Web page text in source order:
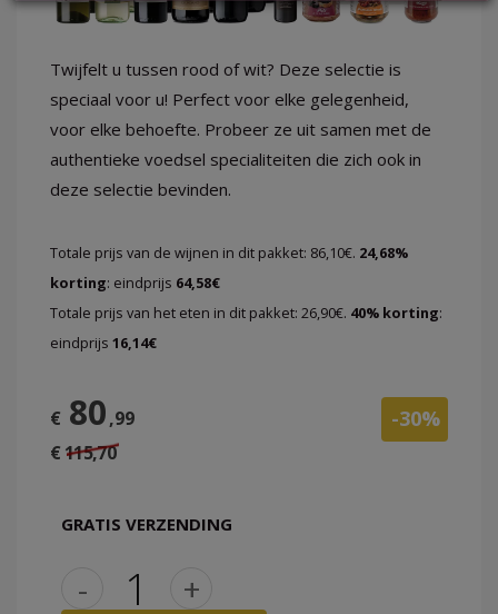
LOG
IN
Twijfelt u tussen rood of wit? Deze selectie is
speciaal voor u! Perfect voor elke gelegenheid,
voor elke behoefte. Probeer ze uit samen met de
authentieke voedsel specialiteiten die zich ook in
deze selectie bevinden.
Totale prijs van de wijnen in dit pakket: 86,10€. 24,68%
korting: eindprijs 64,58€
Totale prijs van het eten in dit pakket: 26,90€. 40% korting:
eindprijs 16,14€
€ 80,99 -30%
€ 115,70
GRATIS VERZENDING
- +